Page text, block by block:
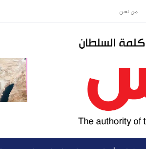
من نحن